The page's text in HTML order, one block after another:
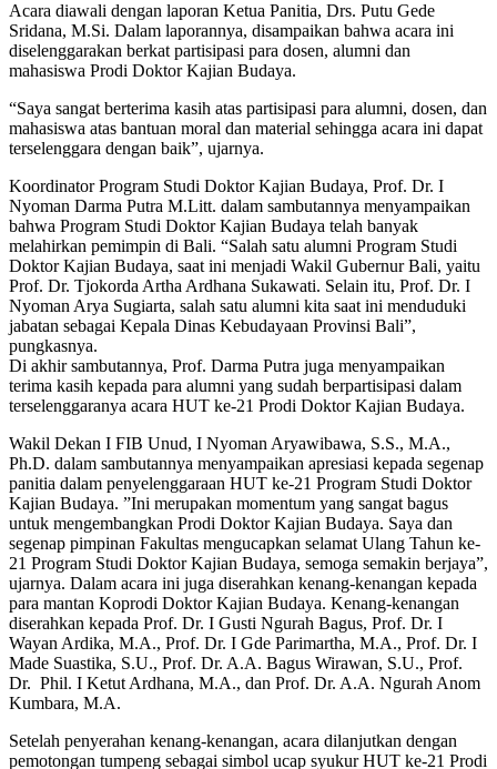
Acara diawali dengan laporan Ketua Panitia, Drs. Putu Gede
Sridana, M.Si. Dalam laporannya, disampaikan bahwa acara ini
diselenggarakan berkat partisipasi para dosen, alumni dan
mahasiswa Prodi Doktor Kajian Budaya.
“Saya sangat berterima kasih atas partisipasi para alumni, dosen, dan
mahasiswa atas bantuan moral dan material sehingga acara ini dapat
terselenggara dengan baik”, ujarnya.
Koordinator Program Studi Doktor Kajian Budaya, Prof. Dr. I
Nyoman Darma Putra M.Litt. dalam sambutannya menyampaikan
bahwa Program Studi Doktor Kajian Budaya telah banyak
melahirkan pemimpin di Bali. “Salah satu alumni Program Studi
Doktor Kajian Budaya, saat ini menjadi Wakil Gubernur Bali, yaitu
Prof. Dr. Tjokorda Artha Ardhana Sukawati. Selain itu, Prof. Dr. I
Nyoman Arya Sugiarta, salah satu alumni kita saat ini menduduki
jabatan sebagai Kepala Dinas Kebudayaan Provinsi Bali”,
pungkasnya.
Di akhir sambutannya, Prof. Darma Putra juga menyampaikan
terima kasih kepada para alumni yang sudah berpartisipasi dalam
terselenggaranya acara HUT ke-21 Prodi Doktor Kajian Budaya.
Wakil Dekan I FIB Unud, I Nyoman Aryawibawa, S.S., M.A.,
Ph.D. dalam sambutannya menyampaikan apresiasi kepada segenap
panitia dalam penyelenggaraan HUT ke-21 Program Studi Doktor
Kajian Budaya. ”Ini merupakan momentum yang sangat bagus
untuk mengembangkan Prodi Doktor Kajian Budaya. Saya dan
segenap pimpinan Fakultas mengucapkan selamat Ulang Tahun ke-
21 Program Studi Doktor Kajian Budaya, semoga semakin berjaya”,
ujarnya. Dalam acara ini juga diserahkan kenang-kenangan kepada
para mantan Koprodi Doktor Kajian Budaya. Kenang-kenangan
diserahkan kepada Prof. Dr. I Gusti Ngurah Bagus, Prof. Dr. I
Wayan Ardika, M.A., Prof. Dr. I Gde Parimartha, M.A., Prof. Dr. I
Made Suastika, S.U., Prof. Dr. A.A. Bagus Wirawan, S.U., Prof.
Dr. Phil. I Ketut Ardhana, M.A., dan Prof. Dr. A.A. Ngurah Anom
Kumbara, M.A.
Setelah penyerahan kenang-kenangan, acara dilanjutkan dengan
pemotongan tumpeng sebagai simbol ucap syukur HUT ke-21 Prodi